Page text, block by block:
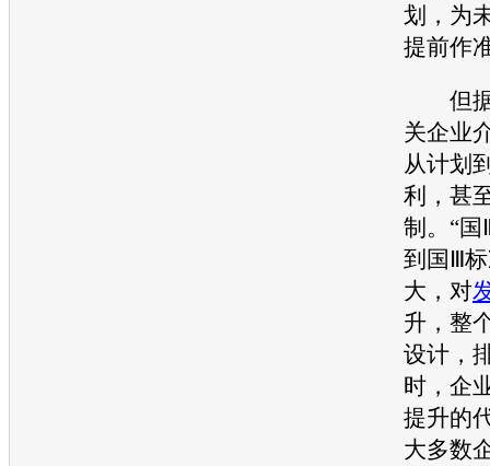
划，为
提前作
但据
关企业
从计划
利，甚
制。“国
到国Ⅲ
大，对
升，整
设计，
时，企
提升的
大多数